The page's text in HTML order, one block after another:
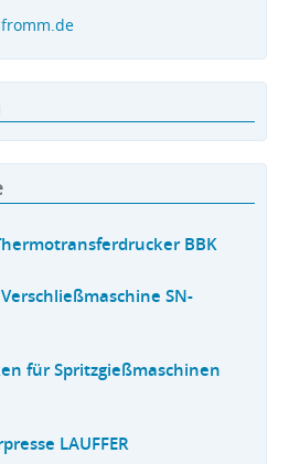
BBK
SN-
für Spritzgießmaschinen
LAUFFER